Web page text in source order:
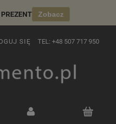
Zobacz
SIĘ TEL: +48 507 717 950